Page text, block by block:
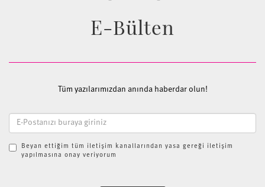
E-Bülten
Tüm yazılarımızdan anında haberdar olun!
Beyan ettiğim tüm iletişim kanallarından yasa gereği iletişim
yapılmasına onay veriyorum